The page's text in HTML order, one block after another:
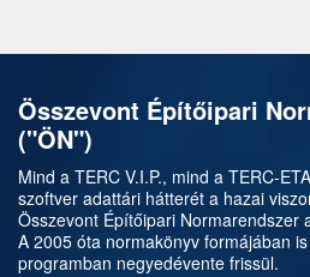
Összevont Építőipari
("ÖN")
Mind a TERC V.I.P., mind a TERC-
szoftver adattári hátterét a hazai
Összevont Építőipari Normarendszer
A 2005 óta normakönyv formájában
programban negyedévente frissül.